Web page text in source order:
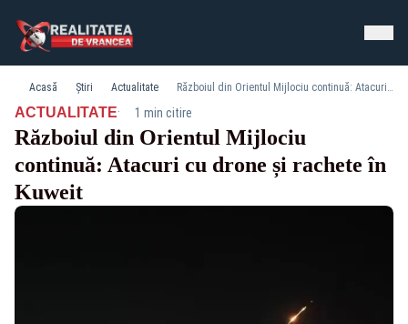
Acasă Știri Actualitate Războiul din Orientul Mijlociu continuă: Atacuri cu drone și rachete în Kuweit
ACTUALITATE· 1 min citire
Războiul din Orientul Mijlociu
continuă: Atacuri cu drone și rachete în
Kuweit